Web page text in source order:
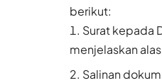
berikut:
Surat kepada
menjelaskan
Salinan